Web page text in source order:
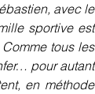
avec le
sportive est
tous les
pour autant
en méthode